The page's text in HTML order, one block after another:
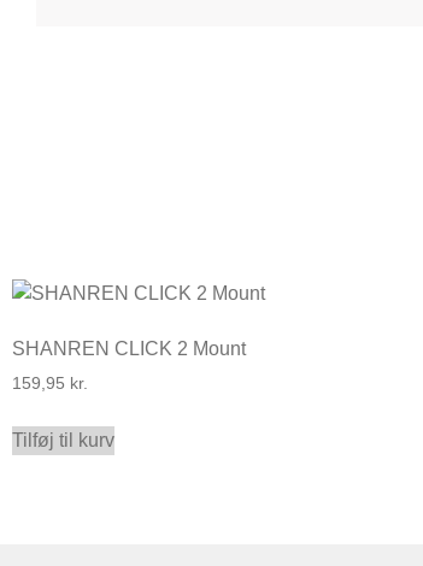
SHANREN CLICK 2 Mount
159,95 kr.
Tilføj til kurv